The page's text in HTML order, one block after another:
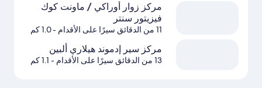
مركز زوار أوراكي / ماونت كوك
فيزيتور سنتر
11 من الدقائق سيرًا على الأقدام - 1.0 كم
مركز سير إدموند هيلاري ألبين
13 من الدقائق سيرًا على الأقدام - 1.1 كم